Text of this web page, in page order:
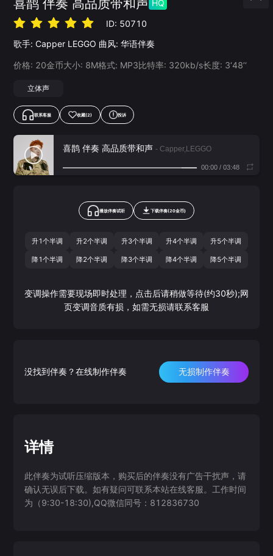
喜鹊 伴奏 高品质带和声 HQ
ID: 50710
歌手: Capper LEGGO 曲风: 华语伴奏
价格: 20金币大小: 8M格式: MP3比特率: 320kb/s长度: 3‘48’‘
立体声
联系客服 收藏(2) 投诉
喜鹊 伴奏 高品质带和声 - Capper,LEGGO
00:00/ 03:48
播放伴奏试听 下载伴奏(20金币)
升1个半调 升2个半调 升3个半调 升4个半调 升5个半调
降1个半调 降2个半调 降3个半调 降4个半调 降5个半调
变调操作需要现场即时处理，点击后请稍做等待(约30秒);网
页变调音质有损，如需无损请联系客服
没找到伴奏？在线制作伴奏 无损制作伴奏
详情
此伴奏为试听压缩版本，购买后的伴奏没有广告干扰声，请
确认无误后下载。如有疑问可联系本站在线客服。工作时间
为（9:30-18:30),QQ微信同号：812836730